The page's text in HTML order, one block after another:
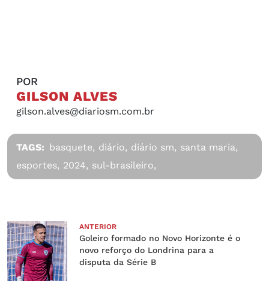
POR
GILSON ALVES
gilson.alves@diariosm.com.br
TAGS: basquete, diário, diário sm, santa maria,
esportes, 2024, sul-brasileiro,
ANTERIOR
Goleiro formado no Novo Horizonte é o
novo reforço do Londrina para a
disputa da Série B